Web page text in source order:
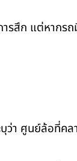
ารสึก แต่หาก
ศูนย์ล้อที่คลา